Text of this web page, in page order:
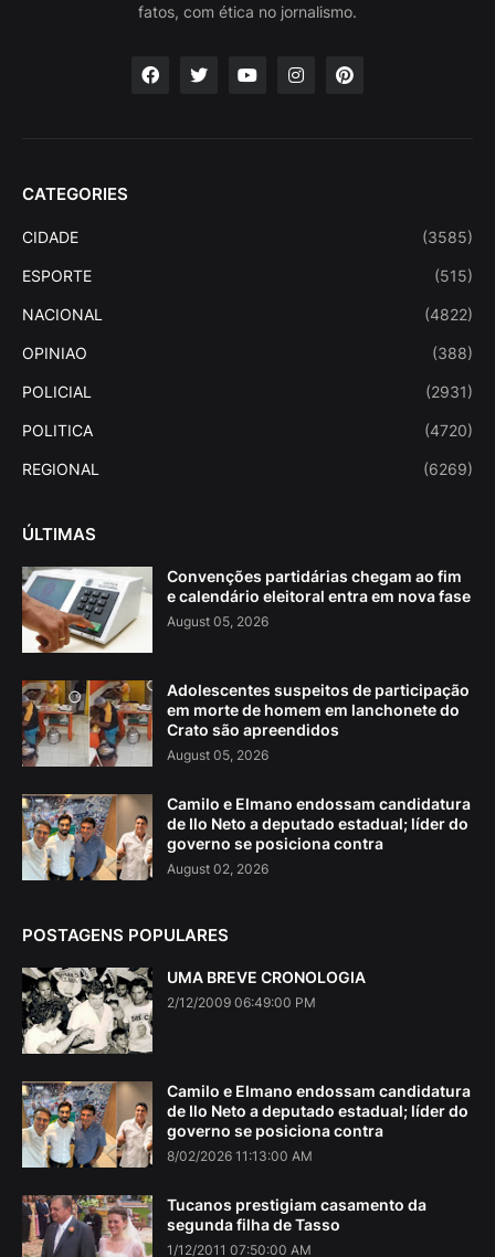
fatos, com ética no jornalismo.
CATEGORIES
CIDADE (3585)
ESPORTE (515)
NACIONAL (4822)
OPINIAO (388)
POLICIAL (2931)
POLITICA (4720)
REGIONAL (6269)
ÚLTIMAS
Convenções partidárias chegam ao fim
e calendário eleitoral entra em nova fase
August 05, 2026
Adolescentes suspeitos de participação
em morte de homem em lanchonete do
Crato são apreendidos
August 05, 2026
Camilo e Elmano endossam candidatura
de Ilo Neto a deputado estadual; líder do
governo se posiciona contra
August 02, 2026
POSTAGENS POPULARES
UMA BREVE CRONOLOGIA
2/12/2009 06:49:00 PM
Camilo e Elmano endossam candidatura
de Ilo Neto a deputado estadual; líder do
governo se posiciona contra
8/02/2026 11:13:00 AM
Tucanos prestigiam casamento da
segunda filha de Tasso
1/12/2011 07:50:00 AM